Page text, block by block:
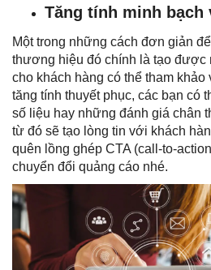
Tăng tính minh bạch
Một trong những cách đơn giản
thương hiệu đó chính là tạo được
cho khách hàng có thể tham
tăng tính thuyết phục, các bạn có
số liệu hay những đánh giá chân
từ đó sẽ tạo lòng tin với khách
quên lồng ghép CTA (call-to-
chuyển đổi quảng cáo nhé.